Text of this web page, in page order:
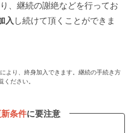
、継続の謝絶などを行ってお
入 し続けて頂くことができま
より、終身加入できます。継続の手続き方
ください。
条件に要注意